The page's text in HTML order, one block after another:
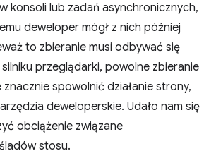
konsoli lub zadań asynchronicznych,
deweloper mógł z nich później
to zbieranie musi odbywać się
przeglądarki, powolne zbieranie
spowolnić działanie strony,
deweloperskie. Udało nam się
obciążenie związane
stosu.